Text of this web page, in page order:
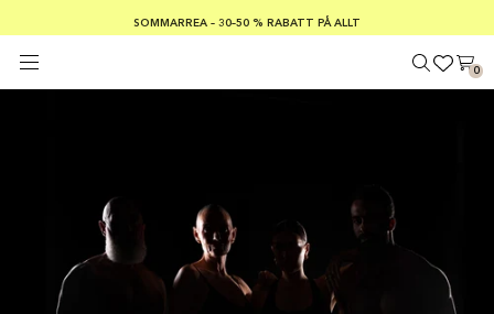
SOMMARREA – 30–50 % RABATT PÅ ALLT
FRI FRAKT PÅ KÖP ÖVER €100
Säker betalning med
0